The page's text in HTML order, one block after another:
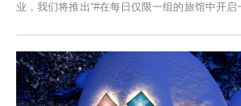
业，我们将推出“#在每日仅限一组的旅馆中开启
在此与重要之人共度一段难忘的特别时光。